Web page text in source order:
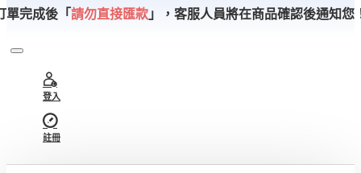
單完成後「請勿直接匯款 」， 客服人員將在商品確認後通知您
登入
註冊